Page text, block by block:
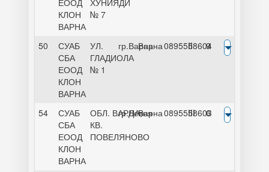
ЕООД
КЛОН
ВАРНА
ХУНИЯДИ
№ 7
50
СУАБ
СБА
ЕООД
КЛОН
ВАРНА
УЛ.
ГЛАДИОЛА
№ 1
гр.Варна
Варна0895558604
II 9
54
СУАБ
СБА
ЕООД
КЛОН
ВАРНА
ОБЛ. ВАРНА,
КВ.
ПОВЕЛЯНОВО
гр.Девня
Варна0895558603
III 6